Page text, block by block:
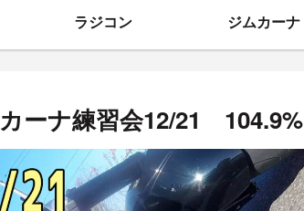
ラジコン ジムカーナ
ーナ練習会12/21 104.9%